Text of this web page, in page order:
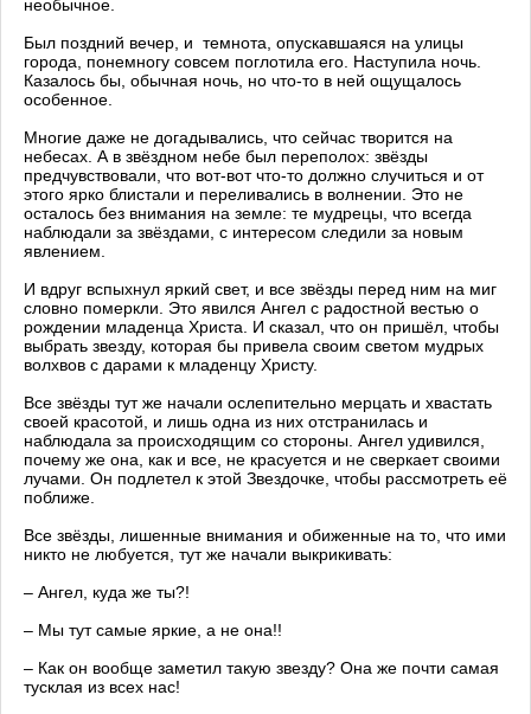
необычное.
Был поздний вечер, и темнота, опускавшаяся на улицы
города, понемногу совсем поглотила его. Наступила ночь.
Казалось бы, обычная ночь, но что-то в ней ощущалось
особенное.
Многие даже не догадывались, что сейчас творится на
небесах. А в звёздном небе был переполох: звёзды
предчувствовали, что вот-вот что-то должно случиться и от
этого ярко блистали и переливались в волнении. Это не
осталось без внимания на земле: те мудрецы, что всегда
наблюдали за звёздами, с интересом следили за новым
явлением.
И вдруг вспыхнул яркий свет, и все звёзды перед ним на миг
словно померкли. Это явился Ангел с радостной вестью о
рождении младенца Христа. И сказал, что он пришёл, чтобы
выбрать звезду, которая бы привела своим светом мудрых
волхвов с дарами к младенцу Христу.
Все звёзды тут же начали ослепительно мерцать и хвастать
своей красотой, и лишь одна из них отстранилась и
наблюдала за происходящим со стороны. Ангел удивился,
почему же она, как и все, не красуется и не сверкает своими
лучами. Он подлетел к этой Звездочке, чтобы рассмотреть её
поближе.
Все звёзды, лишенные внимания и обиженные на то, что ими
никто не любуется, тут же начали выкрикивать:
– Ангел, куда же ты?!
– Мы тут самые яркие, а не она!!
– Как он вообще заметил такую звезду? Она же почти самая
тусклая из всех нас!